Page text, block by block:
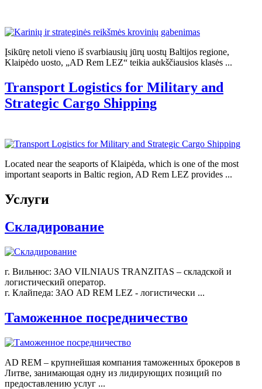
Įsikūrę netoli vieno iš svarbiausių jūrų uostų Baltijos regione,
Klaipėdo uosto, „AD Rem LEZ“ teikia aukščiausios klasės ...
Transport Logistics for Military and
Strategic Cargo Shipping
Located near the seaports of Klaipėda, which is one of the most
important seaports in Baltic region, AD Rem LEZ provides ...
Услуги
Складирование
г. Вильнюс: ЗАО VILNIAUS TRANZITAS – складской и
логистический оператор.
г. Клайпеда: ЗАО AD REM LEZ - логистически ...
Таможенное посредничество
AD REM – крупнейшая компания таможенных брокеров в
Литве, занимающая одну из лидирующих позиций по
предоставлению услуг ...